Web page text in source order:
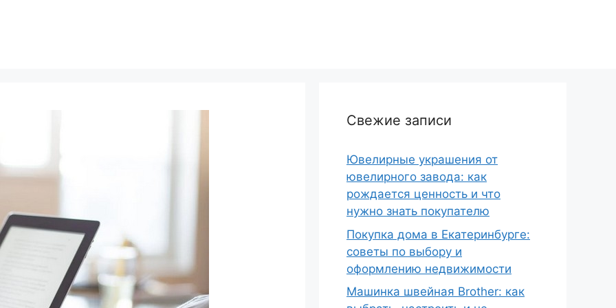
Свежие записи
Ювелирные украшения от
ювелирного завода: как
рождается ценность и что
нужно знать покупателю
Покупка дома в Екатеринбурге:
советы по выбору и
оформлению недвижимости
Машинка швейная Brother: как